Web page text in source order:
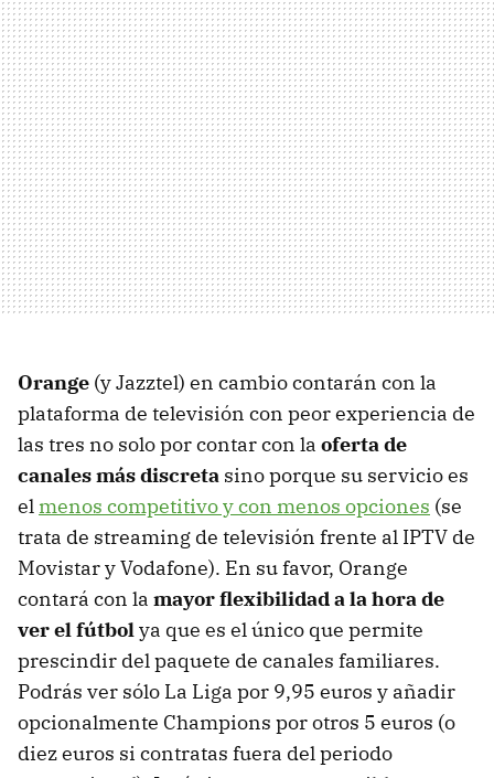
Orange (y Jazztel) en cambio contarán con la
plataforma de televisión con peor experiencia de
las tres no solo por contar con la oferta de
canales más discreta sino porque su servicio es
el menos competitivo y con menos opciones (se
trata de streaming de televisión frente al IPTV de
Movistar y Vodafone). En su favor, Orange
contará con la mayor flexibilidad a la hora de
ver el fútbolya que es el único que permite
prescindir del paquete de canales familiares.
Podrás ver sólo La Liga por 9,95 euros y añadir
opcionalmente Champions por otros 5 euros (o
diez euros si contratas fuera del periodo